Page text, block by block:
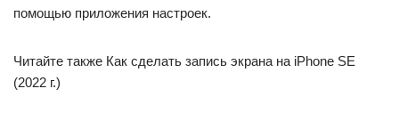
помощью приложения настроек.
Читайте также Как сделать запись экрана на iPhone SE
(2022 г.)